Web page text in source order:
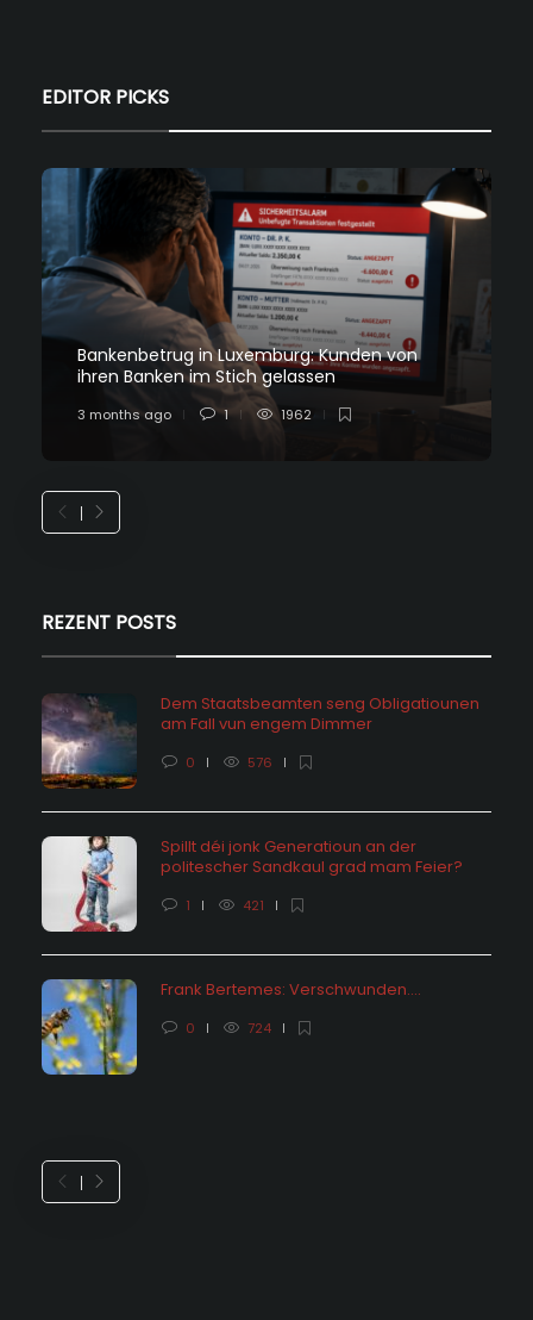
EDITOR PICKS
Bankenbetrug in Luxemburg: Kunden von
ihren Banken im Stich gelassen
3 months ago 1 1962
REZENT POSTS
Dem Staatsbeamten seng Obligatiounen
am Fall vun engem Dimmer
0 576
Spillt déi jonk Generatioun an der
politescher Sandkaul grad mam Feier?
1 421
Frank Bertemes: Verschwunden….
0 724